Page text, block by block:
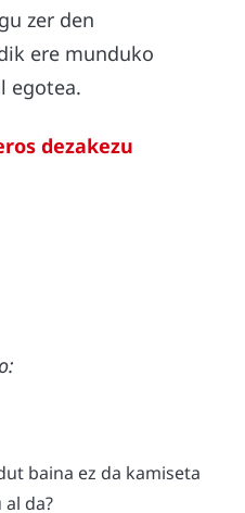
zer den
ere munduko
egotea.
dezakezu
baina ez da kamiseta
da?